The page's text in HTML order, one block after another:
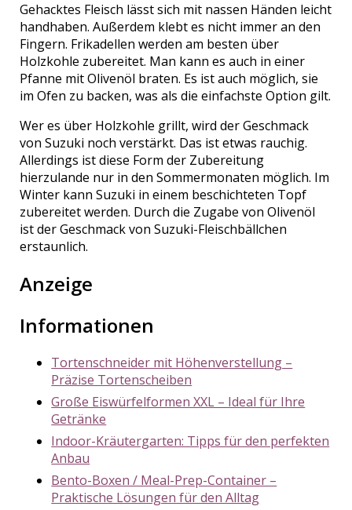
Gehacktes Fleisch lässt sich mit nassen Händen leicht
handhaben. Außerdem klebt es nicht immer an den
Fingern. Frikadellen werden am besten über
Holzkohle zubereitet. Man kann es auch in einer
Pfanne mit Olivenöl braten. Es ist auch möglich, sie
im Ofen zu backen, was als die einfachste Option gilt.
Wer es über Holzkohle grillt, wird der Geschmack
von Suzuki noch verstärkt. Das ist etwas rauchig.
Allerdings ist diese Form der Zubereitung
hierzulande nur in den Sommermonaten möglich. Im
Winter kann Suzuki in einem beschichteten Topf
zubereitet werden. Durch die Zugabe von Olivenöl
ist der Geschmack von Suzuki-Fleischbällchen
erstaunlich.
Anzeige
Informationen
Tortenschneider mit Höhenverstellung –
Präzise Tortenscheiben
Große Eiswürfelformen XXL – Ideal für Ihre
Getränke
Indoor-Kräutergarten: Tipps für den perfekten
Anbau
Bento-Boxen / Meal-Prep-Container –
Praktische Lösungen für den Alltag